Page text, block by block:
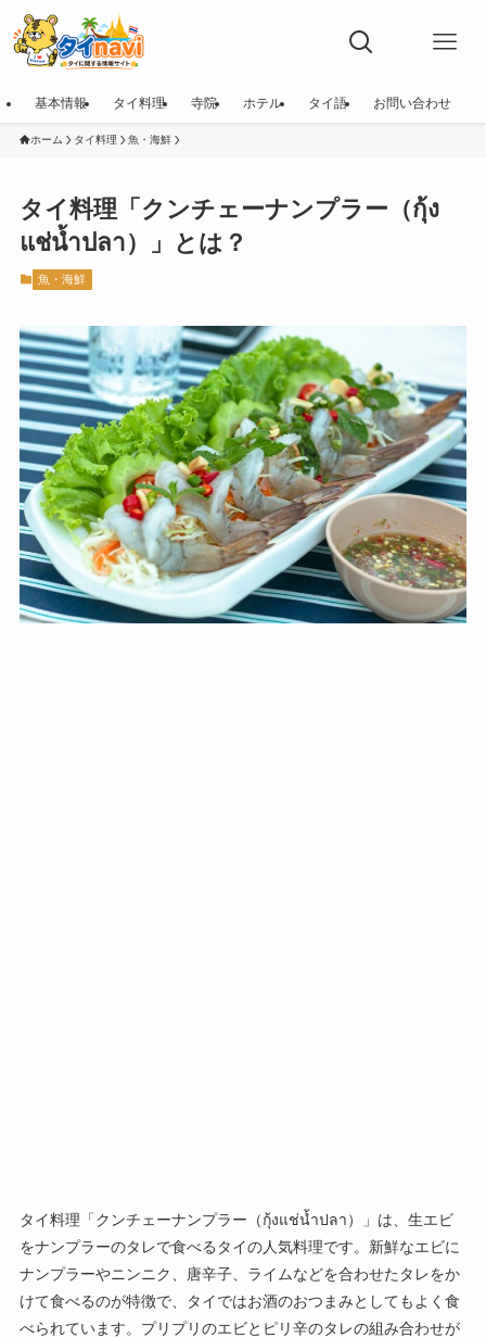
基本情報 タイ料理 寺院 ホテル タイ語 お問い合わせ
ホーム タイ料理 魚・海鮮
タイ料理「クンチェーナンプラー（กุ้ง
แช่น้ำปลา）」とは？
魚・海鮮
タイ料理「クンチェーナンプラー（กุ้งแช่น้ำปลา）」は、生エビ
をナンプラーのタレで食べるタイの人気料理です。新鮮なエビに
ナンプラーやニンニク、唐辛子、ライムなどを合わせたタレをか
けて食べるのが特徴で、タイではお酒のおつまみとしてもよく食
べられています。プリプリのエビとピリ辛のタレの組み合わせが